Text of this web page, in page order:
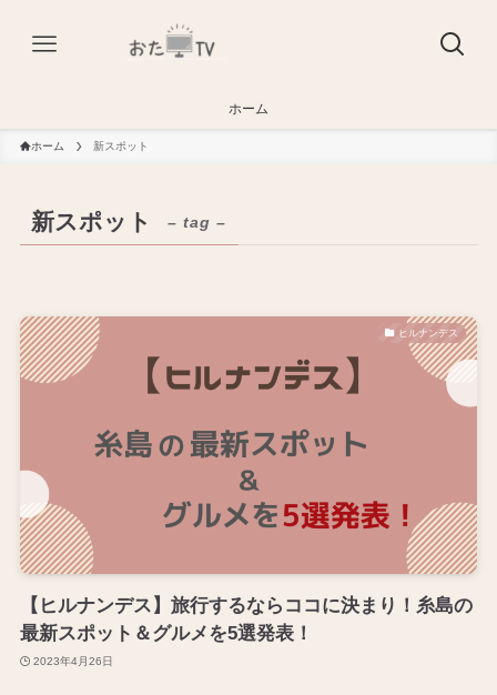
ホーム
ホーム 新スポット
新スポット – tag –
ヒルナンデス
【ヒルナンデス】旅行するならココに決まり！糸島の
最新スポット＆グルメを5選発表！
2023年4月26日